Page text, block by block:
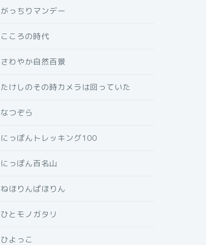
がっちりマンデー
こころの時代
さわやか自然百景
たけしのその時カメラは回っていた
なつぞら
にっぽんトレッキング100
にっぽん百名山
ねほりんぱほりん
ひとモノガタリ
ひよっこ